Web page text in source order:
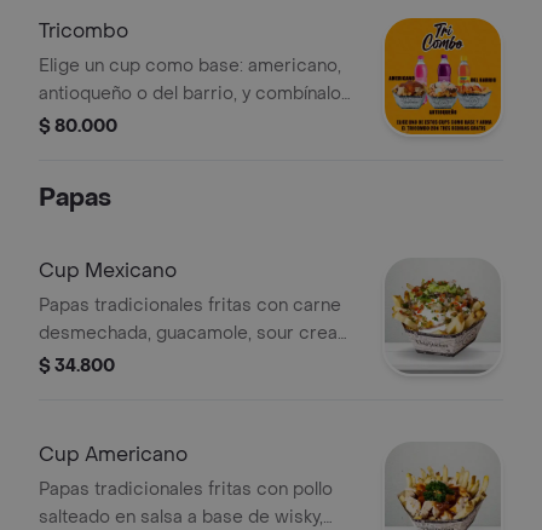
Tricombo
Elige un cup como base: americano,
antioqueño o del barrio, y combínalo
con otros dos cups a elección.
$ 80.000
Papas
Cup Mexicano
Papas tradicionales fritas con carne
desmechada, guacamole, sour cream,
pico de gallo y salsas a elegir.
$ 34.800
Cup Americano
Papas tradicionales fritas con pollo
salteado en salsa a base de wisky,